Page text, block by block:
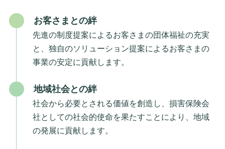
お客さまとの絆
先進の制度提案によるお客さまの団体福祉の充実
と、独自のソリューション提案によるお客さまの
事業の安定に貢献します。
地域社会との絆
社会から必要とされる価値を創造し、損害保険会
社としての社会的使命を果たすことにより、地域
の発展に貢献します。